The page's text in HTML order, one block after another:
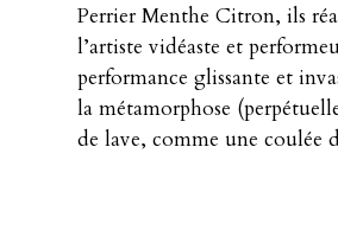
Perrier Menthe Citron, ils
l’artiste vidéaste et
performance glissante et
la métamorphose
de lave, comme une coulée